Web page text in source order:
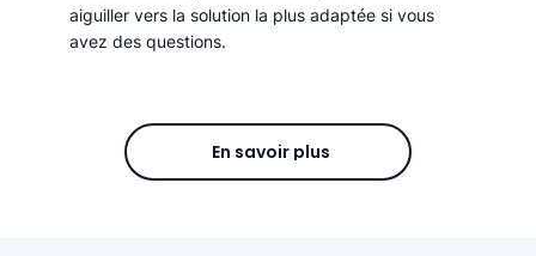
aiguiller vers la solution la plus adaptée si vous
avez des questions.
En savoir plus